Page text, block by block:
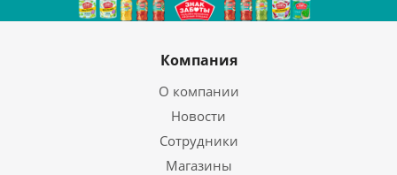
Компания
О компании
Новости
Сотрудники
Магазины